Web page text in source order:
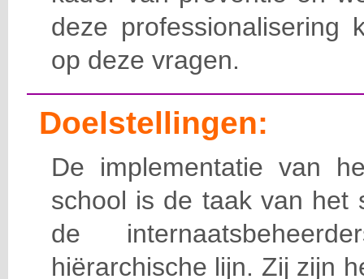
deze professionalisering
op deze vragen.
Doelstellingen:
De implementatie van
school is de taak van het
de
hiërarchische lijn. Zij zijn